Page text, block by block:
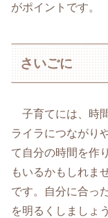
がポイントです。
さいごに
子育てには、時
ライラにつながり
て自分の時間を作
もいるかもしれま
です。自分に合っ
を明るくしましょう